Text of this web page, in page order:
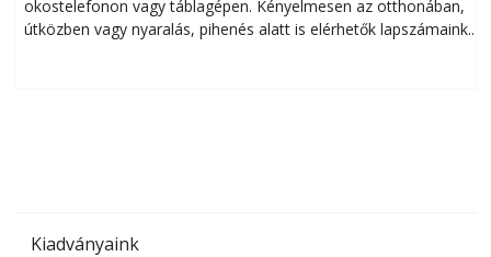
okostelefonon vagy táblagépen. Kényelmesen az otthonában,
útközben vagy nyaralás, pihenés alatt is elérhetők lapszámaink.
Kiadványaink